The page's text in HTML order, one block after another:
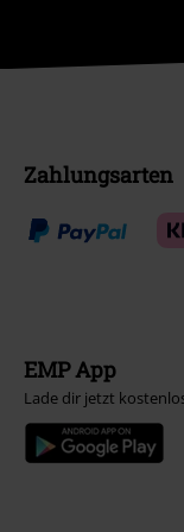
Zahlungsarten
EMP App
Lade dir jetzt